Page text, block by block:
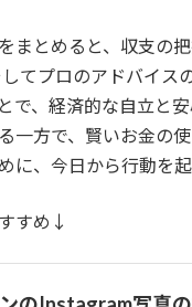
まとめると、収支の
てプロのアドバイス
で、経済的な自立と
一方で、賢いお金の使
に、今日から行動を
すめ↓